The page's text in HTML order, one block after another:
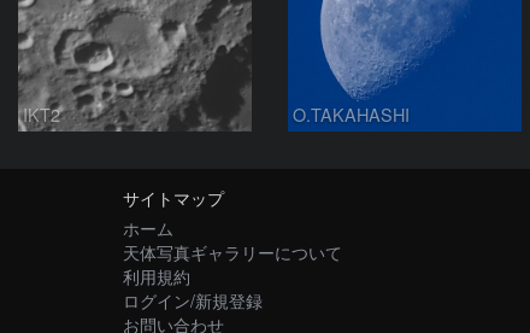
IKT2 O.TAKAHASHI
サイトマップ
ホーム
天体写真ギャラリーについて
利用規約
ログイン/新規登録
お問い合わせ